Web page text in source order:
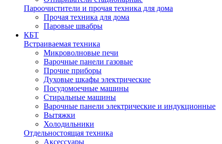
Пароочистители и прочая техника для дома
Прочая техника для дома
Паровые швабры
КБТ
Встраиваемая техника
Микроволновые печи
Варочные панели газовые
Прочие приборы
Духовые шкафы электрические
Посудомоечные машины
Стиральные машины
Варочные панели электрические и индукционные
Вытяжки
Холодильники
Отдельностоящая техника
Аксессуары